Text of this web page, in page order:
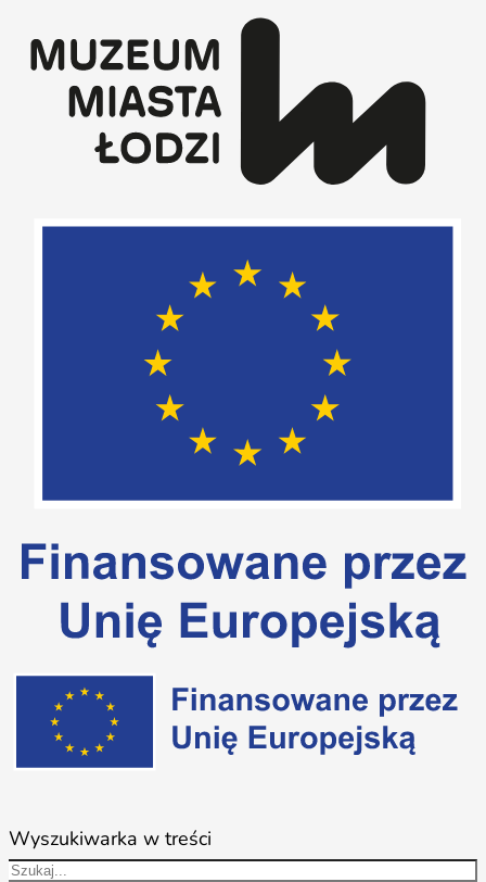
Wyszukiwarka w treści